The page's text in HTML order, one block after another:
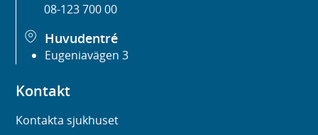
08-123 700 00
Huvudentré
Eugeniavägen 3
Kontakt
Kontakta sjukhuset